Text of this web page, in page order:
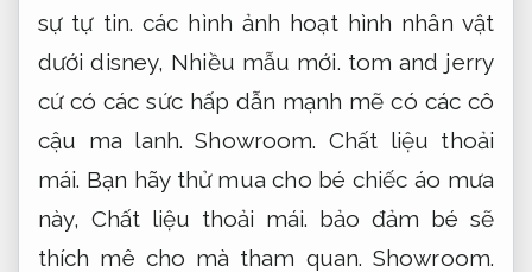
sự tự tin. các hình ảnh hoạt hình nhân vật
dưới disney, Nhiều mẫu mới. tom and jerry
cứ có các sức hấp dẫn mạnh mẽ có các cô
cậu ma lanh.Showroom. Chất liệu thoải
mái. Bạn hãy thử mua cho bé chiếc áo mưa
này,Chất liệu thoải mái. bảo đảm bé sẽ
thích mê cho mà tham quan.Showroom.